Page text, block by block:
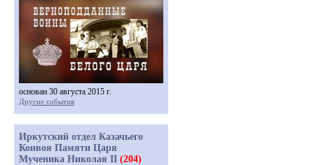
основан 30 августа 2015 г.
Другие события
Иркутский отдел Казачьего
Конвоя Памяти Царя
Мученика Николая II (204)